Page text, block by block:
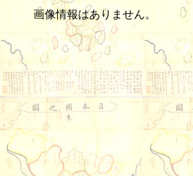
画像情報はありません。